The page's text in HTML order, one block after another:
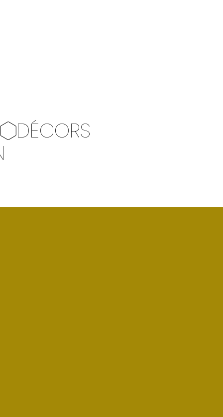
DÉCORS